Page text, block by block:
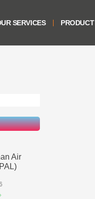
SERVICES PRODUCT
Air